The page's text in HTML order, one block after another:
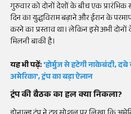
गुरुवार को दोनों देशों के बीच एक
दिन का युद्धविराम बढ़ाने और ईरान के
करने का प्रस्ताव था। लेकिन इसे अभी
मिलनी बाकी है।
यह भी पढ़ें:'होर्मुज से हटेगी नाकेबंदी,
अमेरिका', ट्रंप का बड़ा ऐलान
ट्रंप की बैठक का हल क्या निकला?